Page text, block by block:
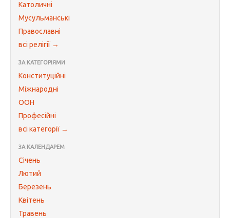
Католичні
Мусульманські
Православні
всі релігії →
ЗА КАТЕГОРІЯМИ
Конституційні
Міжнародні
ООН
Професійні
всі категорії →
ЗА КАЛЕНДАРЕМ
Січень
Лютий
Березень
Квітень
Травень